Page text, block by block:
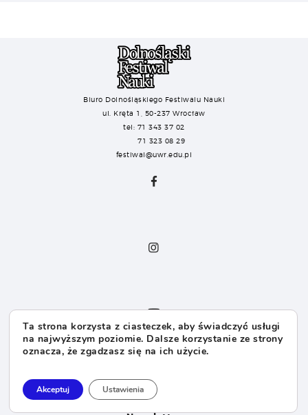
Biuro Dolnośląskiego Festiwalu Nauki
ul. Kręta 1, 50-237 Wrocław
tel: 71 343 37 02
71 323 08 29
festiwal@uwr.edu.pl
Dla Mediów
Dla Organizatorów
Ta strona korzysta z ciasteczek, aby świadczyć usługi
na najwyższym poziomie. Dalsze korzystanie ze strony
oznacza, że zgadzasz się na ich użycie.
Akceptuj Ustawienia